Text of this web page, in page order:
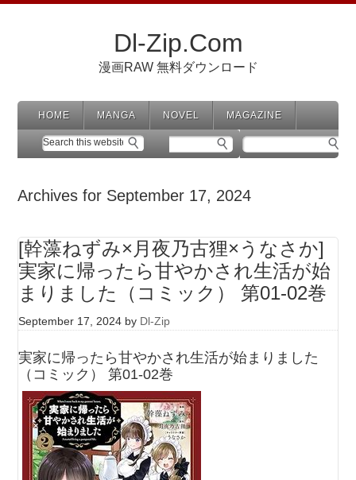
Dl-Zip.Com
漫画RAW 無料ダウンロード
HOME MANGA NOVEL MAGAZINE
Archives for September 17, 2024
[幹藻ねずみ×月夜乃古狸×うなさか]
実家に帰ったら甘やかされ生活が始
まりました（コミック） 第01-02巻
September 17, 2024 by Dl-Zip
実家に帰ったら甘やかされ生活が始まりました
（コミック） 第01-02巻